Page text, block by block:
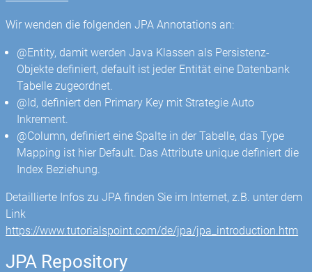
Wir wenden die folgenden JPA Annotations an:
@Entity, damit werden Java Klassen als Persistenz-
Objekte definiert, default ist jeder Entität eine Datenbank
Tabelle zugeordnet.
@Id, definiert den Primary Key mit Strategie Auto
Inkrement.
@Column, definiert eine Spalte in der Tabelle, das Type
Mapping ist hier Default. Das Attribute unique definiert die
Index Beziehung.
Detaillierte Infos zu JPA finden Sie im Internet, z.B. unter dem
Link
https://www.tutorialspoint.com/de/jpa/jpa_introduction.htm
JPA Repository